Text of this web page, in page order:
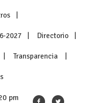
2027 Directorio
Transparencia
pm